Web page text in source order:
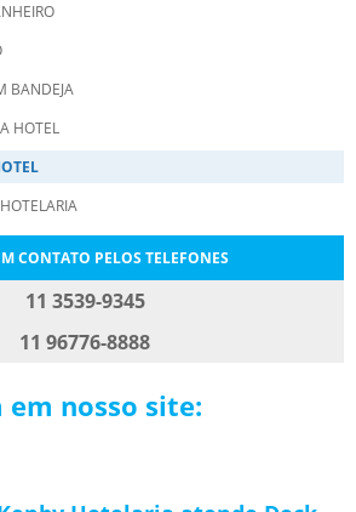
BANDEJA
HOTEL
AUMENTO
PARA HOTEL
CONTATO PELOS TELEFONES
11 3539-9345
11 96776-8888
nosso site: